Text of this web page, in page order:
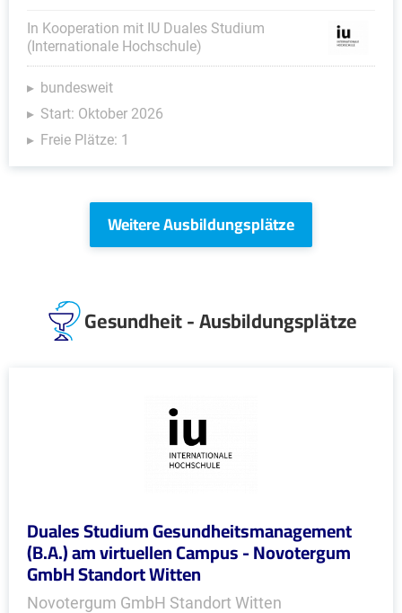
In Kooperation mit IU Duales Studium
(Internationale Hochschule)
bundesweit
Start: Oktober 2026
Freie Plätze: 1
Weitere Ausbildungsplätze
Gesundheit - Ausbildungsplätze
Duales Studium Gesundheitsmanagement
(B.A.) am virtuellen Campus - Novotergum
GmbH Standort Witten
Novotergum GmbH Standort Witten